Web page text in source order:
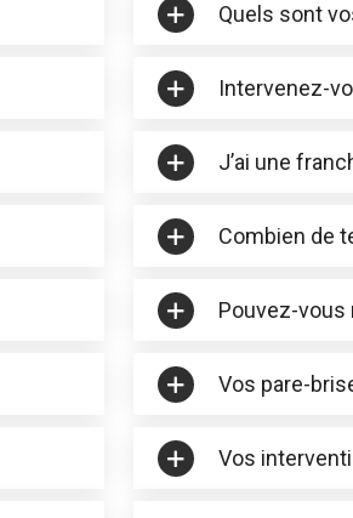
Quels sont
Intervenez-
J’ai une
Combien de
Pouvez-vous
Vos pare-
Vos